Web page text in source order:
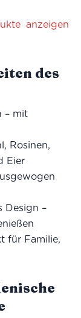
anzeigen
des
– mit
Rosinen,
Eier
Design –
für Familie,